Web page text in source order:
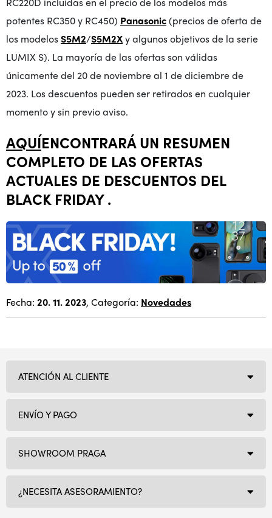
potentes RC350 y RC450) Panasonic(precios de oferta de
los modelosS5M2/S5M2Xy algunos objetivos de la serie
LUMIX S). La mayoría de las ofertas son válidas
únicamente del 20 de noviembre al 1 de diciembre de
2023. Los descuentos pueden ser retirados en cualquier
momento y sin previo aviso.
AQUÍENCONTRARÁ UN RESUMEN
COMPLETO DE LAS OFERTAS
ACTUALES DE DESCUENTOS DEL
BLACK FRIDAY.
Fecha: 20. 11. 2023, Categoría: Novedades
SHOWROOM PRAGA
¿NECESITA ASESORAMIENTO?
ATENCIÓN AL CLIENTE
ENVÍO Y PAGO